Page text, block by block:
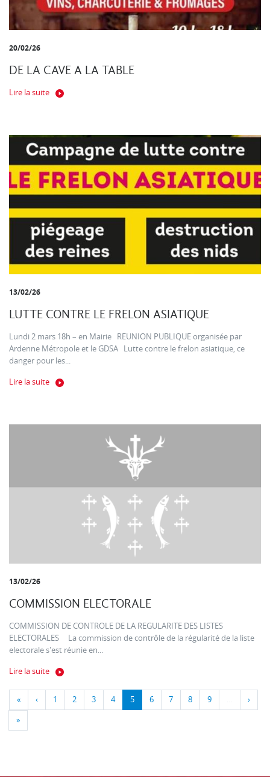
20/02/26
DE LA CAVE A LA TABLE
Lire la suite
13/02/26
LUTTE CONTRE LE FRELON ASIATIQUE
Lundi 2 mars 18h – en Mairie REUNION PUBLIQUE organisée par
Ardenne Métropole et le GDSA Lutte contre le frelon asiatique, ce
danger pour les...
Lire la suite
13/02/26
COMMISSION ELECTORALE
COMMISSION DE CONTROLE DE LA REGULARITE DES LISTES
ELECTORALES La commission de contrôle de la régularité de la liste
electorale s'est réunie en...
Lire la suite
« ‹ 1 2 3 4 5 6 7 8 9 … ›
»